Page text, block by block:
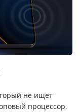
не ищет
процессор,